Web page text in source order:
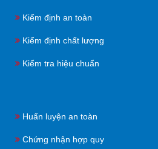
Kiểm định an toàn
Kiểm định chất lượng
Kiểm tra hiệu chuẩn
Huấn luyện an toàn
Chứng nhận hợp quy